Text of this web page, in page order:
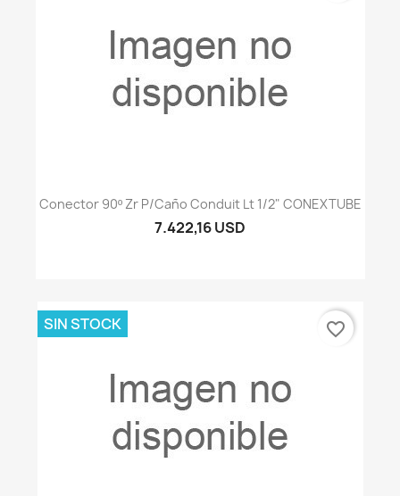
Conector 90º Zr P/caño Conduit Lt 1/2" CONEXTUBE
7.422,16 USD
SIN STOCK favorite_border